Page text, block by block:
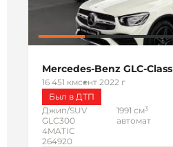
Mercedes-Benz GLC-Class
16 451 кмсент 2022 г
Был в ДТП
Джип/SUV
GLC300
4MATIC
264920
1991 см3
автомат